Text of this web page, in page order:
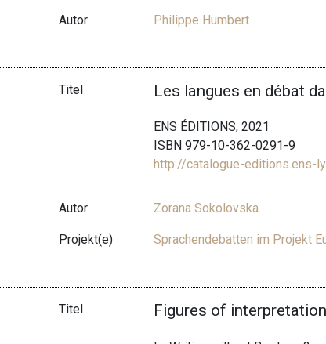
Autor Philippe Humbert
Titel Les langues en débat
ENS ÉDITIONS, 2021
ISBN 979-10-362-0291-9
http://catalogue-editions.ens-
Autor Zorana Sokolovska
Projekt(e) Sprachendebatten im Projekt
Titel Figures of interpretation